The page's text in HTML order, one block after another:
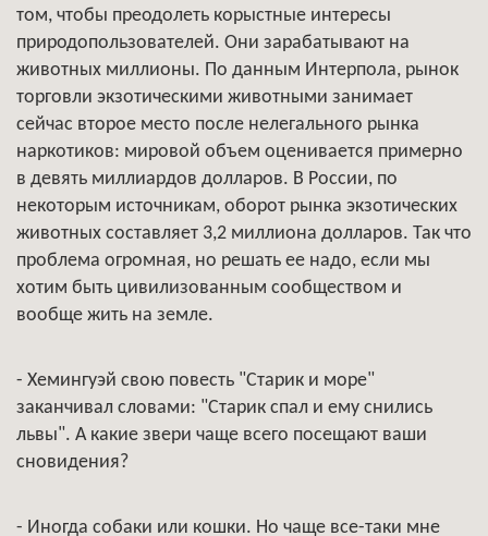
том, чтобы преодолеть корыстные интересы
природопользователей. Они зарабатывают на
животных миллионы. По данным Интерпола, рынок
торговли экзотическими животными занимает
сейчас второе место после нелегального рынка
наркотиков: мировой объем оценивается примерно
в девять миллиардов долларов. В России, по
некоторым источникам, оборот рынка экзотических
животных составляет 3,2 миллиона долларов. Так что
проблема огромная, но решать ее надо, если мы
хотим быть цивилизованным сообществом и
вообще жить на земле.
- Хемингуэй свою повесть "Старик и море"
заканчивал словами: "Старик спал и ему снились
львы". А какие звери чаще всего посещают ваши
сновидения?
- Иногда собаки или кошки. Но чаще все-таки мне